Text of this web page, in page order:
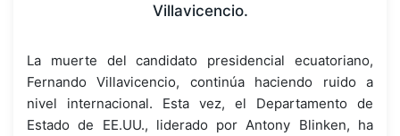
Villavicencio.
La muerte del candidato presidencial ecuatoriano,
Fernando Villavicencio, continúa haciendo ruido a
nivel internacional. Esta vez, el Departamento de
Estado de EE.UU., liderado por Antony Blinken, ha